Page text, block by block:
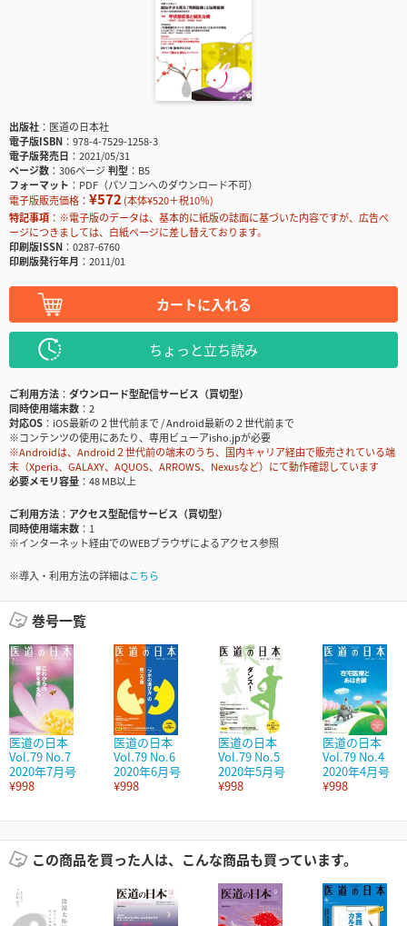
出版社
医道の日本社
電子版ISBN
978-4-7529-1258-3
電子版発売日
2021/05/31
ページ数
306ページ判型
B5
フォーマット
PDF（パソコンへのダウンロード不可）
電子版販売価格： ¥572 (本体¥520＋税10％)
特記事項
※電子版のデータは、基本的に紙版の誌面に基づいた内容ですが、広告ペ
ージにつきましては、白紙ページに差し替えております。
印刷版ISSN
0287-6760
印刷版発行年月
2011/01
カートに入れる
ちょっと立ち読み
ご利用方法
ダウンロード型配信サービス（買切型）
同時使用端末数
2
対応OS
iOS最新の２世代前まで / Android最新の２世代前まで
※コンテンツの使用にあたり、専用ビューアisho.jpが必要
※Androidは、Android２世代前の端末のうち、国内キャリア経由で販売されている端
末（Xperia、GALAXY、AQUOS、ARROWS、Nexusなど）にて動作確認しています
必要メモリ容量
48 MB以上
ご利用方法
アクセス型配信サービス（買切型）
同時使用端末数
1
※インターネット経由でのWEBブラウザによるアクセス参照
※導入・利用方法の詳細はこちら
巻号一覧
医道の日本
Vol.79 No.7
2020年7月号
¥998
医道の日本
Vol.79 No.6
2020年6月号
¥998
医道の日本
Vol.79 No.5
2020年5月号
¥998
医道の日本
Vol.79 No.4
2020年4月号
¥998
この商品を買った人は、こんな商品も買っています。